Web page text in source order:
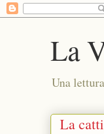
La
Una
La